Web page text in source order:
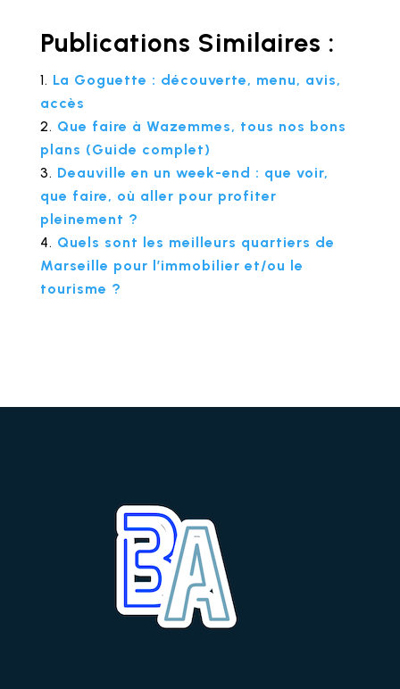
Publications Similaires :
La Goguette : découverte, menu, avis,
accès
Que faire à Wazemmes, tous nos bons
plans (Guide complet)
Deauville en un week-end : que voir,
que faire, où aller pour profiter
pleinement ?
Quels sont les meilleurs quartiers de
Marseille pour l’immobilier et/ou le
tourisme ?